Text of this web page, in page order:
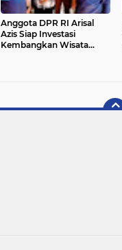
Anggota DPR RI Arisal
Azis Siap Investasi
Kembangkan Wisata